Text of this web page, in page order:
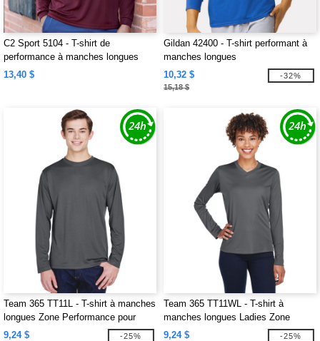
C2 Sport 5104 - T-shirt de
performance à manches longues
13,40 $
Gildan 42400 - T-shirt performant à
manches longues
10,32 $
15,18 $
-32%
Team 365 TT11L - T-shirt à manches
longues Zone Performance pour
hommes
9,24 $ -25%
Team 365 TT11WL - T-shirt à
manches longues Ladies Zone
Performance
9,24 $ -25%